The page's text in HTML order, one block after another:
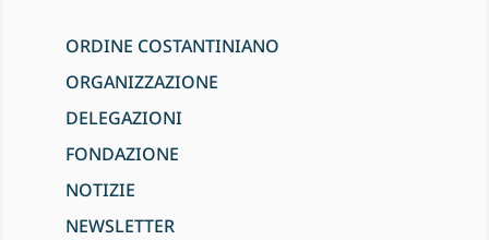
ORDINE COSTANTINIANO
ORGANIZZAZIONE
DELEGAZIONI
FONDAZIONE
NOTIZIE
NEWSLETTER